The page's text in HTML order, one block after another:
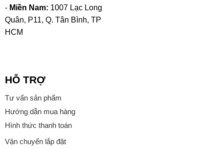
- Miền Nam: 1007 Lạc Long
Quân, P11, Q. Tân Bình, TP
HCM
HỖ TRỢ
Tư vấn sản phẩm
Hướng dẫn mua hàng
Hình thức thanh toán
Vận chuyển lắp đặt